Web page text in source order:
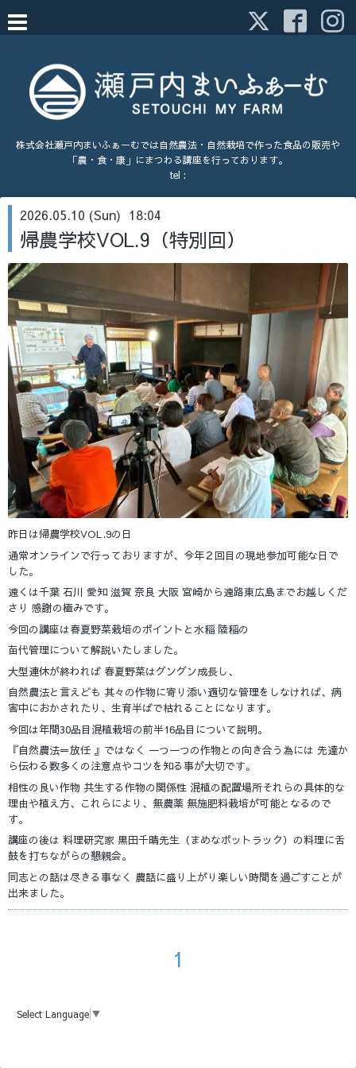
株式会社瀬戸内まいふぁーむでは自然農法・自然栽培で作った食品の販売や
「農・食・康」にまつわる講座を行っております。
tel :
2026.05.10 (Sun) 18:04
帰農学校VOL.9（特別回）
昨日は帰農学校VOL.9の日
通常オンラインで行っておりますが、今年２回目の現地参加可能な日で
した。
遠くは千葉 石川 愛知 滋賀 奈良 大阪 宮崎から遠路東広島までお越しくだ
さり 感謝の極みです。
今回の講座は春夏野菜栽培のポイントと水稲 陸稲の
苗代管理について解説いたしました。
大型連休が終われば 春夏野菜はグングン成長し、
自然農法と言えども 其々の作物に寄り添い適切な管理をしなければ、病
害中におかされたり、生育半ばで枯れることになります。
今回は年間30品目混植栽培の前半16品目について説明。
『自然農法＝放任 』ではなく 一つ一つの作物との向き合う為には 先達か
ら伝わる数多くの注意点やコツを知る事が大切です。
相性の良い作物 共生する作物の関係性 混植の配置場所それらの具体的な
理由や植え方、これらにより、無農薬 無施肥料栽培が可能となるので
す。
講座の後は 料理研究家 黒田千晴先生（まめなポットラック）の料理に舌
鼓を打ちながらの懇親会。
同志との話は尽きる事なく 農話に盛り上がり楽しい時間を過ごすことが
出来ました。
1
Select Language ▼